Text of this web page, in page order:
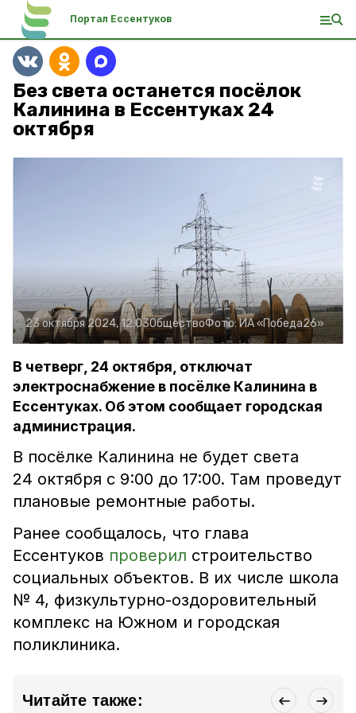
Портал Ессентуков
Без света останется посёлок
Калинина в Ессентуках 24
октября
23 октября 2024, 12:03ОбществоФото:ИА «Победа26»
В четверг, 24 октября, отключат
электроснабжение в посёлке Калинина в
Ессентуках. Об этом сообщает городская
администрация.
В посёлке Калинина не будет света
24 октября с 9:00 до 17:00. Там проведут
плановые ремонтные работы.
Ранее сообщалось, что глава
Ессентуков проверил строительство
социальных объектов. В их числе школа
№ 4, физкультурно-оздоровительный
комплекс на Южном и городская
поликлиника.
Читайте также: